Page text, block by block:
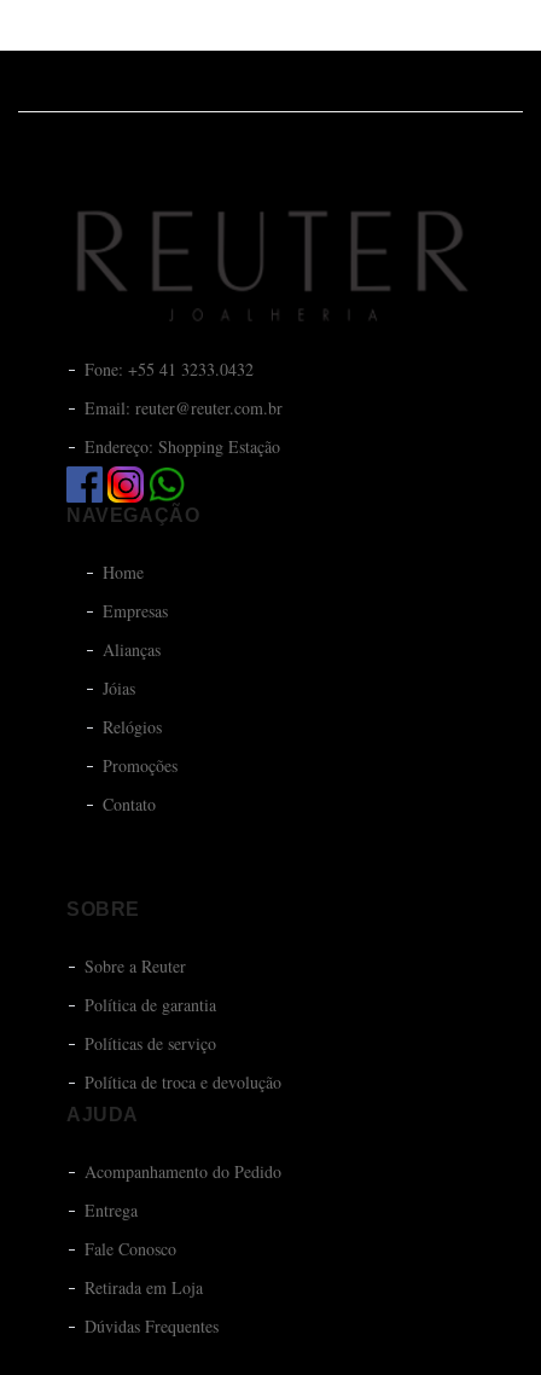
Fone: +55 41 3233.0432
Email: reuter@reuter.com.br
Endereço: Shopping Estação
NAVEGAÇÃO
Home
Empresas
Alianças
Jóias
Relógios
Promoções
Contato
SOBRE
Sobre a Reuter
Política de garantia
Políticas de serviço
Política de troca e devolução
AJUDA
Acompanhamento do Pedido
Entrega
Fale Conosco
Retirada em Loja
Dúvidas Frequentes